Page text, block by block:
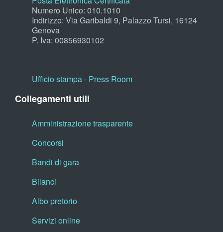
Numero Unico: 010.1010
Indirizzo: Via Garibaldi 9, Palazzo Tursi, 16124
Genova
P. Iva: 00856930102
Ufficio stampa - Press Room
Collegamenti utili
Amministrazione trasparente
Concorsi
Bandi di gara
Bilanci
Albo pretorio
Servizi online